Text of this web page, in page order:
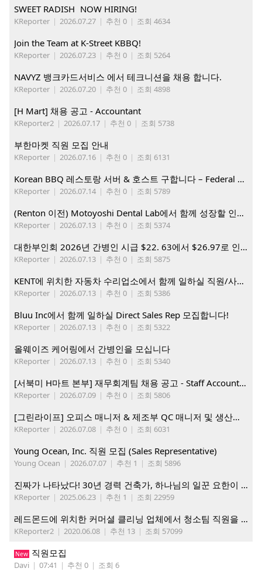
SWEET RADISH NOW HIRING!
KReporter | 2026.07.27 | 추천 0 | 조회 4634
Join the Team at K-Street KBBQ!
KReporter | 2026.07.23 | 추천 0 | 조회 5264
NAVYZ 뱅크카드서비스 에서 테크니션을 채용 합니다.
KReporter | 2026.07.20 | 추천 0 | 조회 4898
[H Mart] 채용 공고 - Accountant
KReporter2 | 2026.07.17 | 추천 0 | 조회 5738
부한마켓 직원 모집 안내
KReporter | 2026.07.16 | 추천 0 | 조회 6131
Korean BBQ 레스토랑 서버 & 호스트 구합니다 – Federal Way & Tacoma $45-$60/hr (server), $21-23/hr (Host)
KReporter | 2026.07.14 | 추천 0 | 조회 5789
(Renton 이전) Motoyoshi Dental Lab에서 함께 성장할 인재를 모십니다.
KReporter | 2026.07.13 | 추천 0 | 조회 5374
대한부인회 2026년 간병인 시급 $22. 63에서 $26.97로 인상. 지금 간병인들을 모집합니다
KReporter | 2026.07.13 | 추천 0 | 조회 5875
KENT에 위치한 자동차 수리업소에서 함께 일하실 직원/사무직원 구합니다.
KReporter | 2026.07.13 | 추천 0 | 조회 5386
Bluu Inc에서 함께 일하실 Direct Sales Rep 모집합니다!
KReporter | 2026.07.13 | 추천 0 | 조회 5322
올웨이즈 케어링에서 간병인을 모십니다
KReporter | 2026.07.13 | 추천 0 | 조회 5340
[서북미 H마트 본부] 재무회계팀 채용 공고 - Staff Accountant
KReporter | 2026.07.09 | 추천 0 | 조회 5806
[그린라이프] 오피스 매니저 & 제조부 QC 매니저 및 생산직, 웨어하우스 직원 모집
KReporter | 2026.07.08 | 추천 0 | 조회 6031
Young Ocean, Inc. 직원 모집 (Sales Representative)
Young Ocean | 2026.07.07 | 추천 1 | 조회 5896
진짜가 나타났다! 30년 경력 건축가, 하나님의 일꾼 요한이 책임 시공합니다.
KReporter | 2025.06.23 | 추천 1 | 조회 22959
레드몬드에 위치한 커머셜 클리닝 업체에서 청소팀 직원을 모집합니다.
KReporter2 | 2020.06.08 | 추천 13 | 조회 57099
New 직원모집
Davi | 07:41 | 추천 0 | 조회 6